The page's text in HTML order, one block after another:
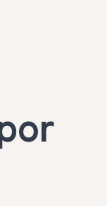
Preferido por